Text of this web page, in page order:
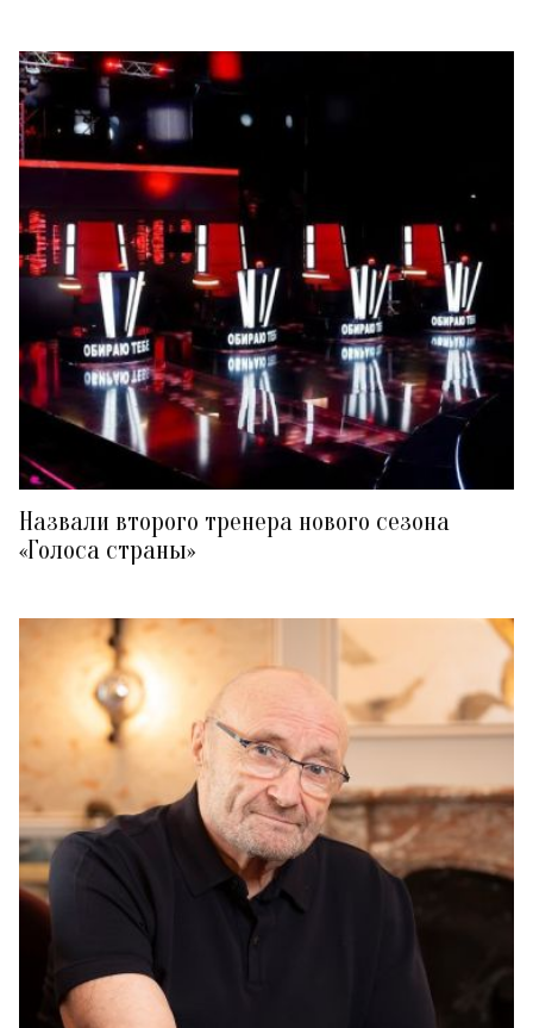
Назвали второго тренера нового сезона
«Голоса страны»